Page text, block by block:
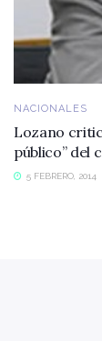
NACIONALES
Lozano
público” del
5 FEBRERO, 2014